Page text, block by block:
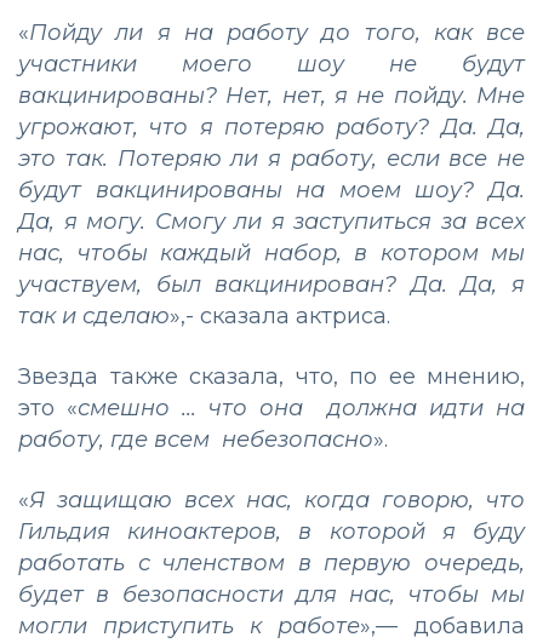
«Пойду ли я на работу до того, как все
участники моего шоу не будут
вакцинированы? Нет, нет, я не пойду. Мне
угрожают, что я потеряю работу? Да. Да,
это так. Потеряю ли я работу, если все не
будут вакцинированы на моем шоу? Да.
Да, я могу. Смогу ли я заступиться за всех
нас, чтобы каждый набор, в котором мы
участвуем, был вакцинирован? Да. Да, я
так и сделаю»,- сказала актриса.
Звезда также сказала, что, по ее мнению,
это «смешно ... что она должна идти на
работу, где всем небезопасно».
«Я защищаю всех нас, когда говорю, что
Гильдия киноактеров, в которой я буду
работать с членством в первую очередь,
будет в безопасности для нас, чтобы мы
могли приступить к работе»,— добавила